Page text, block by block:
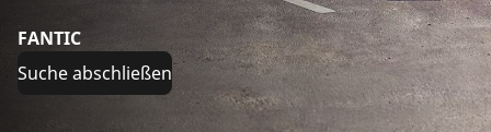
FANTIC
Suche abschließen